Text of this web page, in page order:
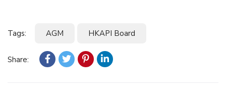
Tags: AGM HKAPI Board
Share: